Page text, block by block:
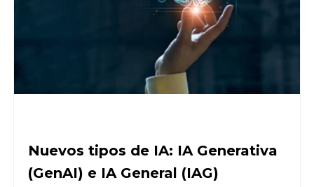
Nuevos tipos de IA: IA Generativa
(GenAI) e IA General (IAG)